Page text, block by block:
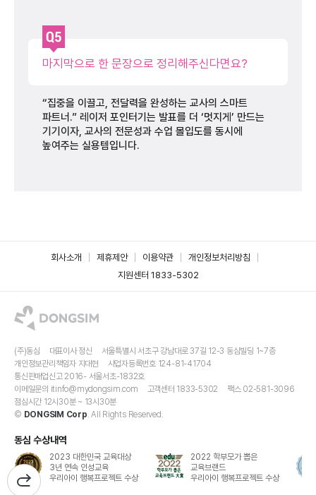
마지막으로 한 문장으로 정리해주신다면요?
“집중을 이끌고, 전달력을 완성하는 교사의 스마트
파트너.” 레이저 포인터기는 발표를 더 ‘멋지게’ 만드는
기기이자, 교사의 전문성과 수업 몰입도를 동시에
높여주는 실용템입니다.
회사소개 제휴제안 이용약관
개인정보처리방침
지원센터 1833-5302
(주)동심 대표이사 정신
서울특별시 서초구 강남대로 37길 12-3 동심빌딩 1~7층
개인정보관리책임자 지대현
사업자등록번호 124-81-41704
통신판매업신고 2016- 서울서초-1832호
이메일문의 itinfo@mydongsim.com 고객센터 1833-5302
팩스 02-581-3096
점심시간 12시30분 ~ 13시30분
© DONGSIM Corp. All Rights Reserved.
동심 수상내역
2023 대한민국 교육대상
3년 연속 인성교육
우리아이 행복프로젝트 수상
2022 학부모가 뽑은
교육브랜드
우리아이 행복프로젝트 수상